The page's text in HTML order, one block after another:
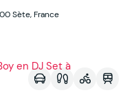
Sète, France